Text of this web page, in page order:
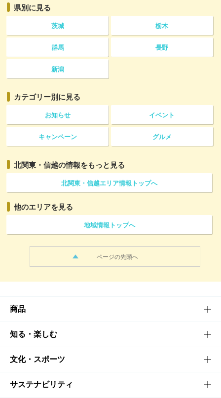
県別に見る
茨城 栃木
群馬 長野
新潟
カテゴリー別に見る
お知らせ イベント
キャンペーン グルメ
北関東・信越の情報をもっと見る
北関東・信越エリア情報トップへ
他のエリアを見る
地域情報トップへ
ページの先頭へ
商品
商品TOP
商品一覧
商品発売情報
知る・楽しむ
知る・楽しむTOP
キャンペーン
文化・スポーツ
文化・スポーツTOP
サステナビリティ